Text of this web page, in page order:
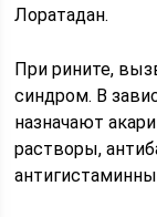
Лоратадан.
При рините,
синдром. В
назначают
растворы,